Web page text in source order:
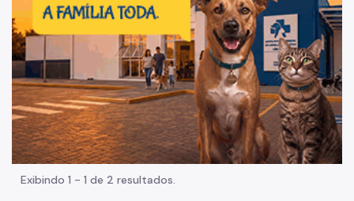
Exibindo 1 - 1 de 2 resultados.